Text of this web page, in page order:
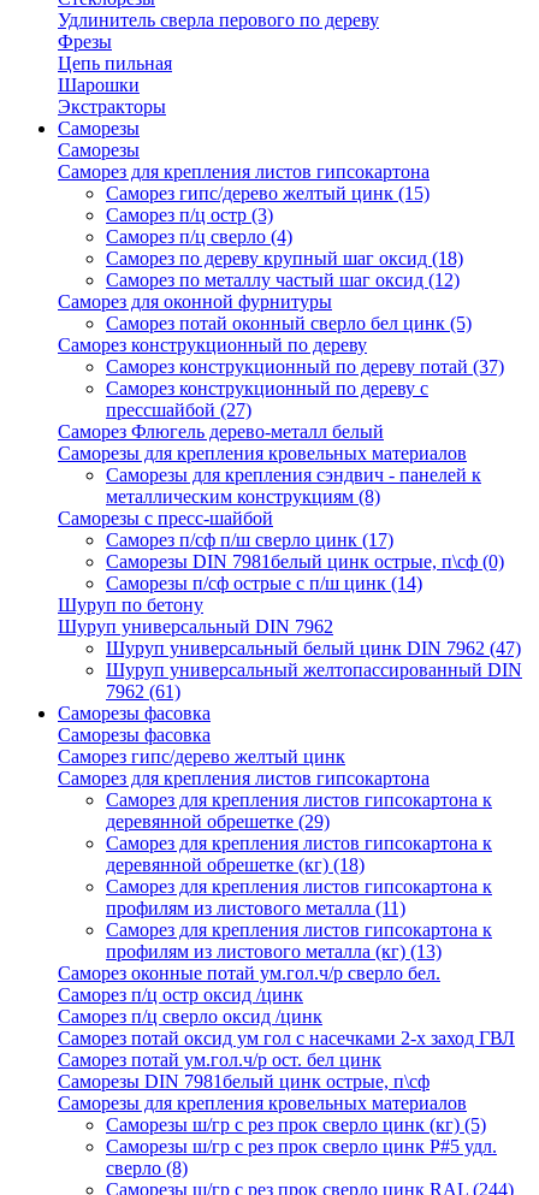
Удлинитель сверла перового по дереву
Фрезы
Цепь пильная
Шарошки
Экстракторы
Саморезы
Саморезы
Саморез для крепления листов гипсокартона
Саморез гипс/дерево желтый цинк (15)
Саморез п/ц остр (3)
Саморез п/ц сверло (4)
Саморез по дереву крупный шаг оксид (18)
Саморез по металлу частый шаг оксид (12)
Саморез для оконной фурнитуры
Саморез потай оконный сверло бел цинк (5)
Саморез конструкционный по дереву
Саморез конструкционный по дереву потай (37)
Саморез конструкционный по дереву с
прессшайбой (27)
Саморез Флюгель дерево-металл белый
Саморезы для крепления кровельных материалов
Саморезы для крепления сэндвич - панелей к
металлическим конструкциям (8)
Саморезы с пресс-шайбой
Саморез п/сф п/ш сверло цинк (17)
Саморезы DIN 7981белый цинк острые, п\сф (0)
Саморезы п/сф острые с п/ш цинк (14)
Шуруп по бетону
Шуруп универсальный DIN 7962
Шуруп универсальный белый цинк DIN 7962 (47)
Шуруп универсальный желтопассированный DIN
7962 (61)
Саморезы фасовка
Саморезы фасовка
Саморез гипс/дерево желтый цинк
Саморез для крепления листов гипсокартона
Саморез для крепления листов гипсокартона к
деревянной обрешетке (29)
Саморез для крепления листов гипсокартона к
деревянной обрешетке (кг) (18)
Саморез для крепления листов гипсокартона к
профилям из листового металла (11)
Саморез для крепления листов гипсокартона к
профилям из листового металла (кг) (13)
Саморез оконные потай ум.гол.ч/р сверло бел.
Саморез п/ц остр оксид /цинк
Саморез п/ц сверло оксид /цинк
Саморез потай оксид ум гол с насечками 2-х заход ГВЛ
Саморез потай ум.гол.ч/р ост. бел цинк
Саморезы DIN 7981белый цинк острые, п\сф
Саморезы для крепления кровельных материалов
Саморезы ш/гр с рез прок сверло цинк (кг) (5)
Саморезы ш/гр с рез прок сверло цинк P#5 удл.
сверло (8)
Саморезы ш/гр с рез прок сверло цинк RAL (244)